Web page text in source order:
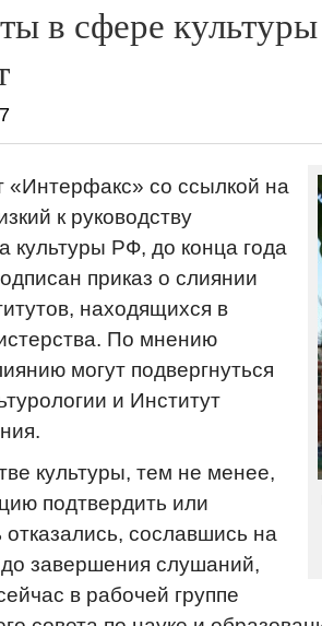
в сфере
«Интерфакс» со ссылкой на
к руководству
культуры РФ, до конца года
приказ о слиянии
находящихся в
По мнению
могут подвергнуться
и Институт
культуры, тем не менее,
подтвердить или
отказались, сославшись на
до завершения слушаний,
в рабочей группе